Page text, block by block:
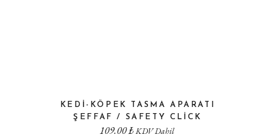
KEDI-KÖPEK TASMA APARATI
ŞEFFAF / SAFETY CLICK
109.00₺KDV Dahil